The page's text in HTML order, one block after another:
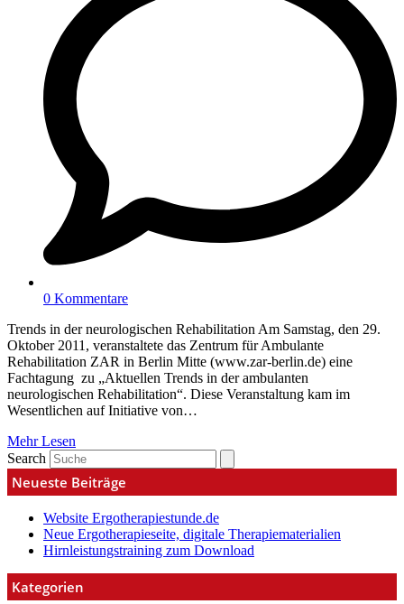
0 Kommentare
Trends in der neurologischen Rehabilitation Am Samstag, den 29.
Oktober 2011, veranstaltete das Zentrum für Ambulante
Rehabilitation ZAR in Berlin Mitte (www.zar-berlin.de) eine
Fachtagung zu „Aktuellen Trends in der ambulanten
neurologischen Rehabilitation“. Diese Veranstaltung kam im
Wesentlichen auf Initiative von…
Mehr Lesen
Search
Neueste Beiträge
Website Ergotherapiestunde.de
Neue Ergotherapieseite, digitale Therapiematerialien
Hirnleistungstraining zum Download
Kategorien